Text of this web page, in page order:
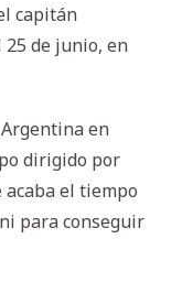
capitán
25 de junio, en
en
dirigido por
el tiempo
para conseguir